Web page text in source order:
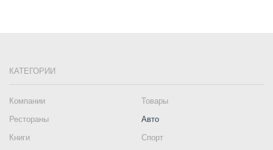
КАТЕГОРИИ
Компании
Товары
Рестораны
Авто
Книги
Спорт